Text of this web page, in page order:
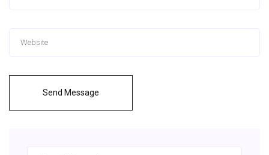
Send Message